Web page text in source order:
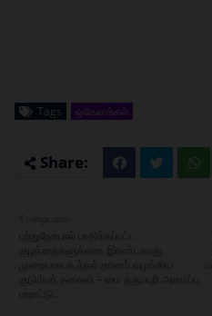
Tags ஒகேனக்கல்
புற்றுநோயால் பாதிக்கப்பட்ட
குழந்தைகளுக்காக இரண்டாவது
முறையாக கூந்தல் தானம் வழங்கிய
குடும்பத் தலைவி – மை தருமபுரி அமைப்பு
பாராட்டு.